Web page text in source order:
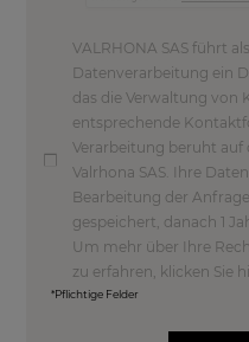
VALRHONA SAS führt
Datenverarbeitung ein
das die Verwaltung von
entsprechende
Verarbeitung beruht
Valrhona SAS. Ihre
Bearbeitung der
gespeichert, danach 1
Um mehr über Ihre
zu erfahren, klicken Sie
*Pflichtige Felder